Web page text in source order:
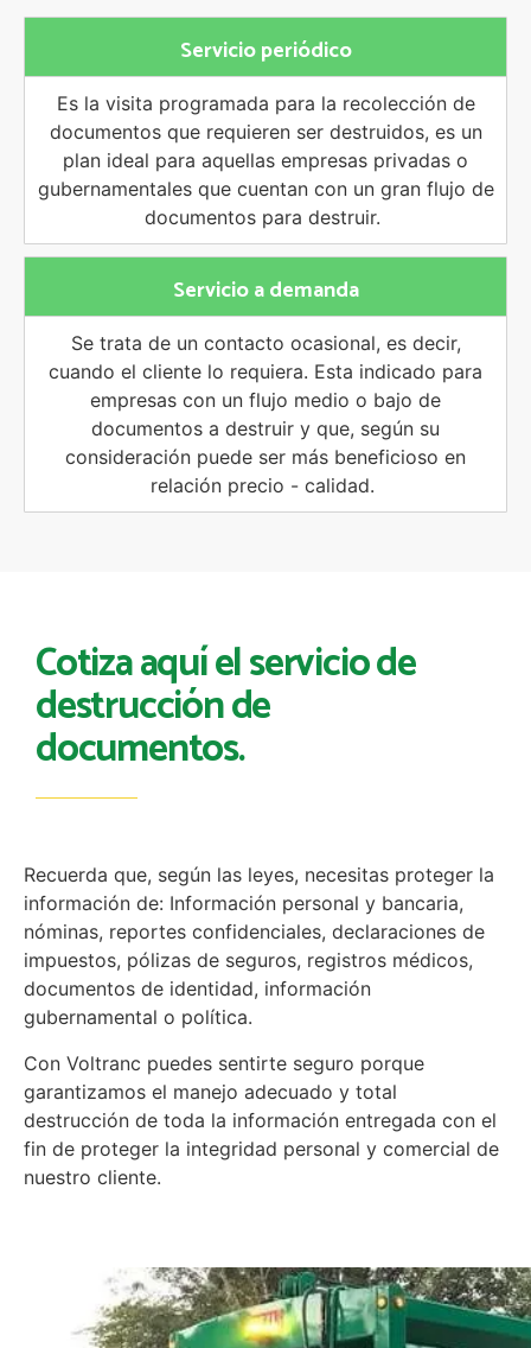
Servicio periódico
Es la visita programada para la recolección de
documentos que requieren ser destruidos, es un
plan ideal para aquellas empresas privadas o
gubernamentales que cuentan con un gran flujo de
documentos para destruir.
Servicio a demanda
Se trata de un contacto ocasional, es decir,
cuando el cliente lo requiera. Esta indicado para
empresas con un flujo medio o bajo de
documentos a destruir y que, según su
consideración puede ser más beneficioso en
relación precio - calidad.
Cotiza aquí el servicio de
destrucción de
documentos.
Recuerda que, según las leyes, necesitas proteger la
información de: Información personal y bancaria,
nóminas, reportes confidenciales, declaraciones de
impuestos, pólizas de seguros, registros médicos,
documentos de identidad, información
gubernamental o política.
Con Voltranc puedes sentirte seguro porque
garantizamos el manejo adecuado y total
destrucción de toda la información entregada con el
fin de proteger la integridad personal y comercial de
nuestro cliente.